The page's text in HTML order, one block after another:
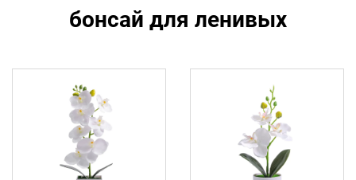
бонсай для ленивых